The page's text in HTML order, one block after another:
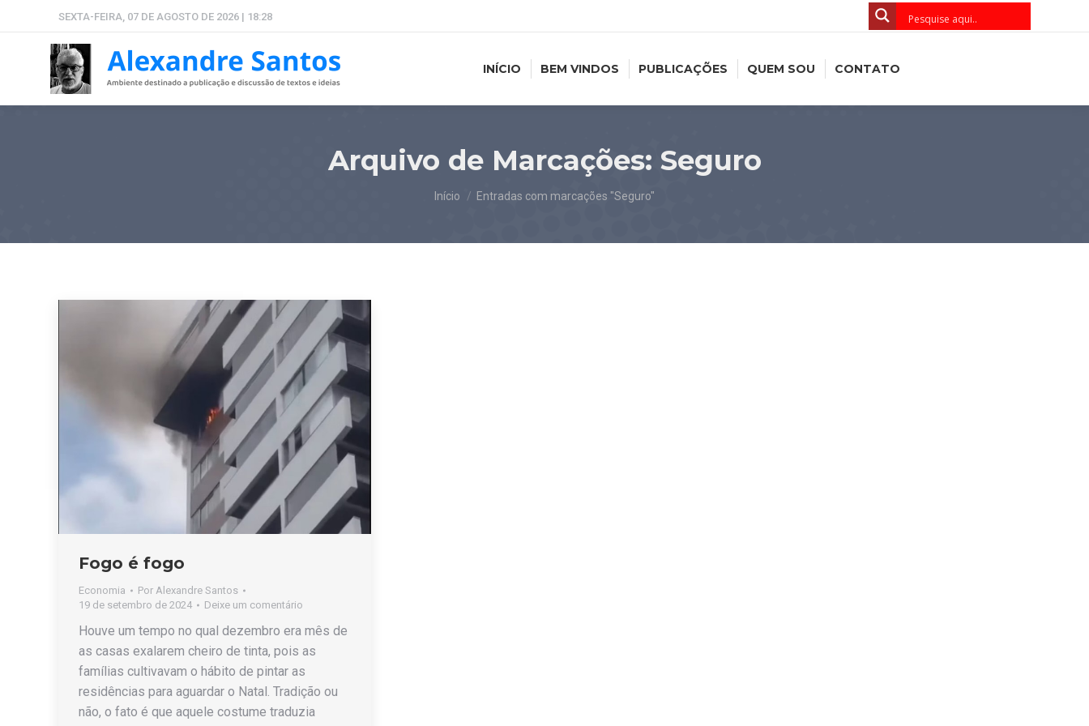
SEXTA-FEIRA, 07 DE AGOSTO DE 2026 | 18:28
INÍCIO BEM VINDOS PUBLICAÇÕES QUEM SOU CONTATO
Arquivo de Marcações: Seguro
Você está aqui:
Início Entradas com marcações "Seguro"
Fogo é fogo
Economia Por Alexandre Santos
19 de setembro de 2024
Deixe um comentário
Houve um tempo no qual dezembro era mês de
as casas exalarem cheiro de tinta, pois as
famílias cultivavam o hábito de pintar as
residências para aguardar o Natal. Tradição ou
não, o fato é que aquele costume traduzia